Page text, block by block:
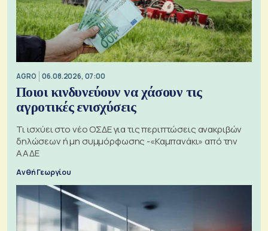
AGRO 06.08.2026, 07:00
Ποιοι κινδυνεύουν να χάσουν τις
αγροτικές ενισχύσεις
Τι ισχύει στο νέο ΟΣΔΕ για τις περιπτώσεις ανακριβών
δηλώσεων ή μη συμμόρφωσης -«Καμπανάκι» από την
ΑΑΔΕ
Ανθή Γεωργίου